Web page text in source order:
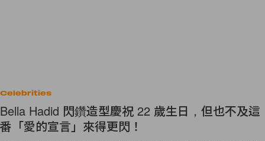
Celebrities
Bella Hadid 閃鑽造型慶祝 22 歲生日，但也不及這
番「愛的宣言」來得更閃！